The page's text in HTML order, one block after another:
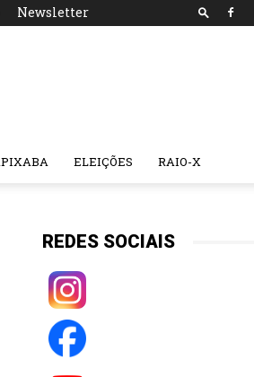
Newsletter
ELEIÇÕES RAIO-X
REDES SOCIAIS